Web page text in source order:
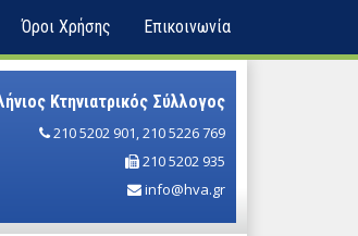
Όροι Χρήσης Επικοινωνία
Κτηνιατρικός Σύλλογος
210 5202 901,210 5226 769
210 5202 935
info@hva.gr